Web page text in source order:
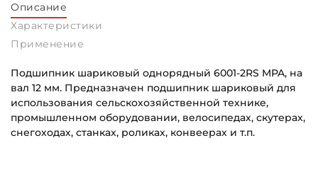
Описание
Характеристики
Применение
Подшипник шариковый однорядный 6001-2RS MPA, на
вал 12 мм. Предназначен подшипник шариковый для
использования сельскохозяйственной технике,
промышленном оборудовании, велосипедах, скутерах,
снегоходах, станках, роликах, конвеерах и т.п.